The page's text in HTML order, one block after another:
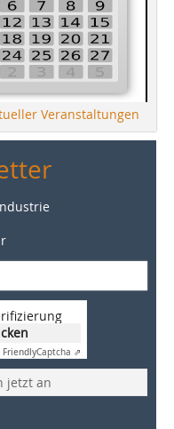
Veranstaltungen
FriendlyCaptcha ⇗
jetzt an